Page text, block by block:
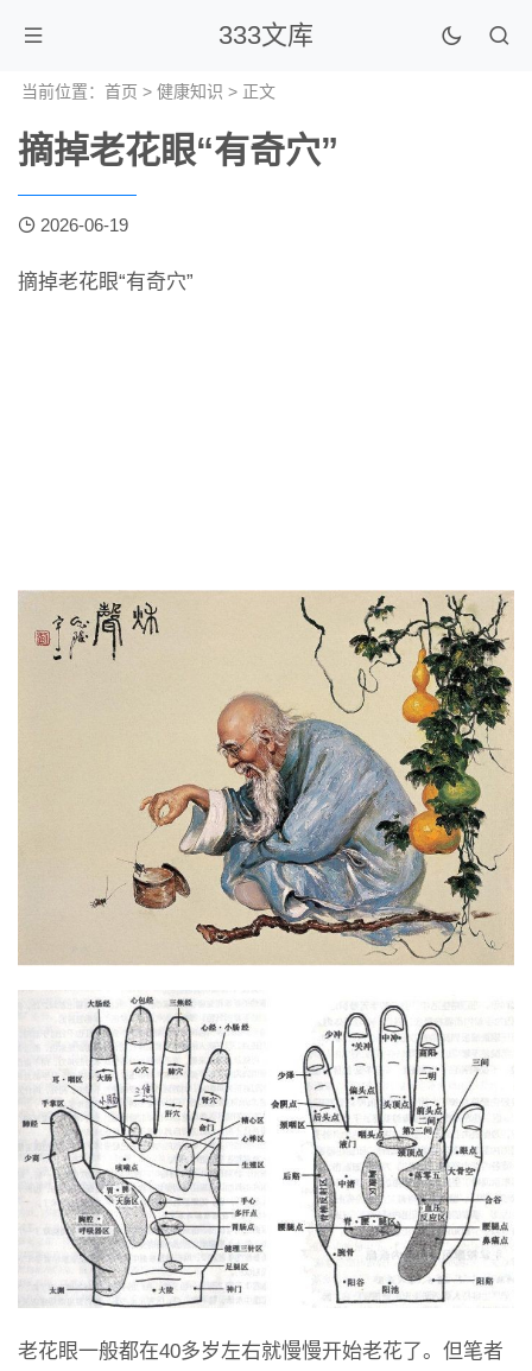
333文库
当前位置： 首页 > 健康知识 > 正文
摘掉老花眼“有奇穴”
2026-06-19
摘掉老花眼“有奇穴”
老花眼一般都在40多岁左右就慢慢开始老花了。但笔者